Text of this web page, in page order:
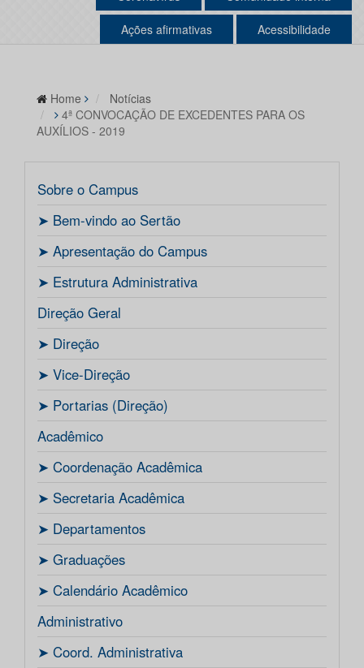
Ações afirmativas Acessibilidade
Home
Notícias
4ª CONVOCAÇÃO DE EXCEDENTES PARA OS
AUXÍLIOS - 2019
Sobre o Campus
ㅤ➤ Bem-vindo ao Sertão
ㅤ➤ Apresentação do Campus
ㅤ➤ Estrutura Administrativa
Direção Geral
ㅤ➤ Direção
ㅤ➤ Vice-Direção
ㅤ➤ Portarias (Direção)
Acadêmico
ㅤ➤ Coordenação Acadêmica
ㅤㅤ➤ Secretaria Acadêmica
ㅤ➤ Departamentos
ㅤ➤ Graduações
ㅤ➤ Calendário Acadêmico
Administrativo
ㅤ➤ Coord. Administrativa